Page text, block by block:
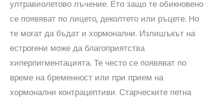
ултравиолетово лъчение. Ето защо те обикновено
се появяват по лицето, деколтето или ръцете. Но
те могат да бъдат и хормонални. Излишъкът на
естрогени може да благоприятства
хиперпигментацията. Те често се появяват по
време на бременност или при прием на
хормонални контрацептиви. Старческите петна